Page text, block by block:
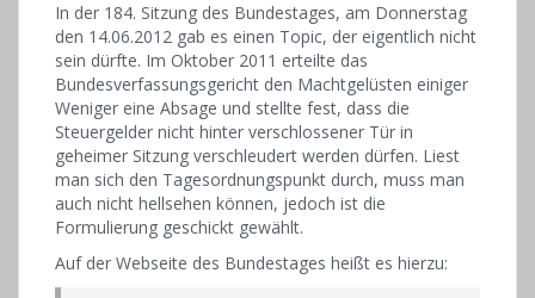
In der 184. Sitzung des Bundestages, am Donnerstag
den 14.06.2012 gab es einen Topic, der eigentlich nicht
sein dürfte. Im Oktober 2011 erteilte das
Bundesverfassungsgericht den Machtgelüsten einiger
Weniger eine Absage und stellte fest, dass die
Steuergelder nicht hinter verschlossener Tür in
geheimer Sitzung verschleudert werden dürfen. Liest
man sich den Tagesordnungspunkt durch, muss man
auch nicht hellsehen können, jedoch ist die
Formulierung geschickt gewählt.
Auf der Webseite des Bundestages heißt es hierzu: